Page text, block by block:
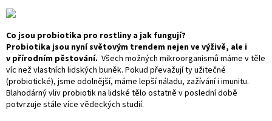
Co jsou probiotika pro rostliny a jak fungují?
Probiotika jsou nyní světovým trendem nejen ve výživě, ale i
v přírodním pěstování. Všech možných mikroorganismů máme v těle
víc než vlastních lidských buněk. Pokud převažují ty užitečné
(probiotické), jsme odolnější, máme lepší náladu, zažívání i imunitu.
Blahodárný vliv probiotik na lidské tělo ostatně v poslední době
potvrzuje stále více vědeckých studií.